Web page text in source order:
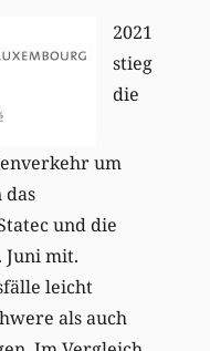
2021
stieg
die
um
und die
Juni mit.
leicht
als auch